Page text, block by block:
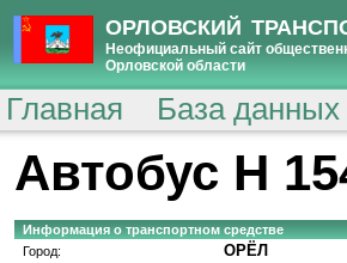
ОРЛОВСКИЙ
Неофициальный сайт
Орловской области
Главная База
Автобус Н
Информация о транспортном средстве
Город:
ОРЁЛ